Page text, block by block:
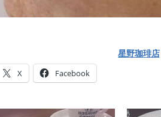
星野珈琲店
X Facebook